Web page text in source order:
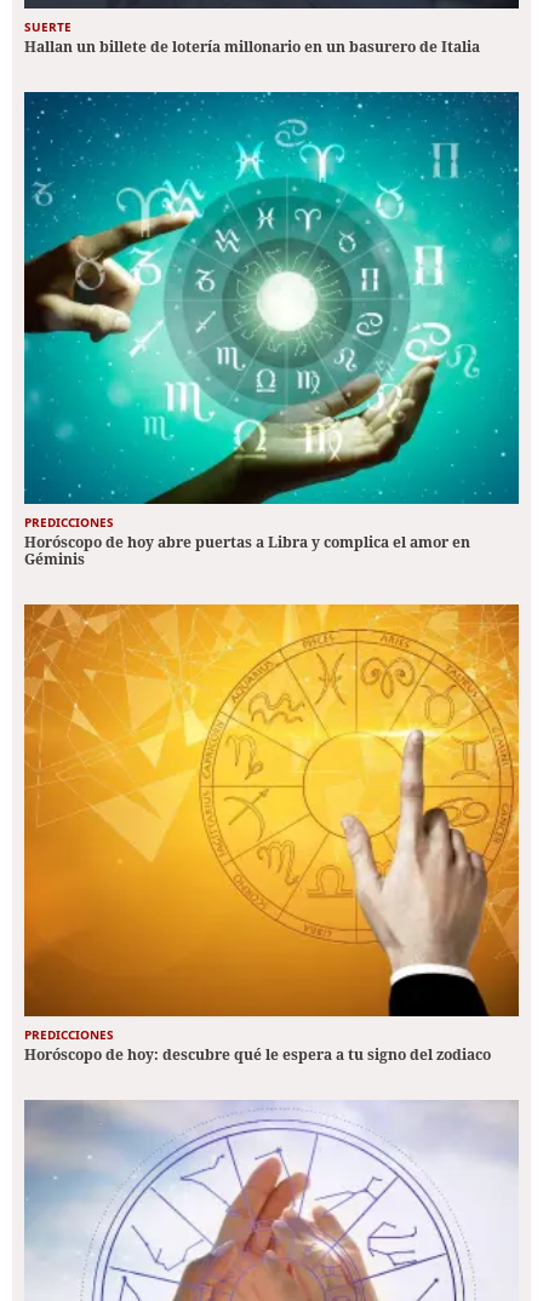
SUERTE
Hallan un billete de lotería millonario en un basurero de Italia
PREDICCIONES
Horóscopo de hoy abre puertas a Libra y complica el amor en
Géminis
PREDICCIONES
Horóscopo de hoy: descubre qué le espera a tu signo del zodiaco